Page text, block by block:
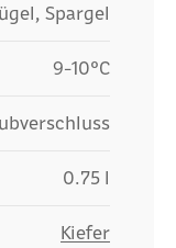
Spargel
9-10°C
0.75 l
Kiefer